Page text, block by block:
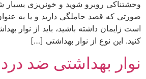
وحشتناکی روبرو شوید و خونریزی بسیار
صورتی ‌که قصد حاملگی دارید و یا به‌
است زایمان داشته باشید، باید از نوار
کنید. این نوع از نوار بهداشتی […]
نوار بهداشتی ضد